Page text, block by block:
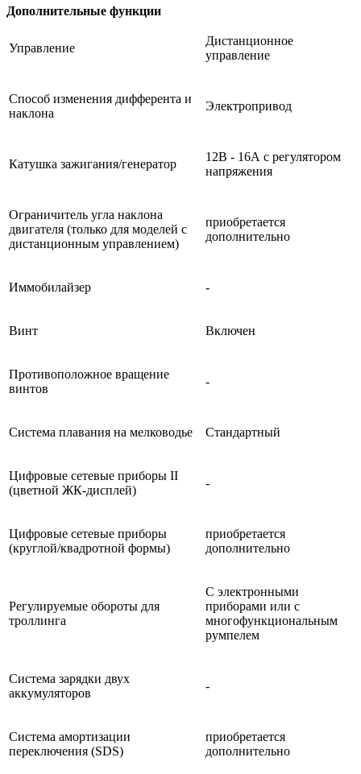
Дополнительные функции
Управление
Дистанционное
управление
Способ изменения дифферента и
наклона
Электропривод
Катушка зажигания/генератор
12В - 16А с регулятором
напряжения
Ограничитель угла наклона
двигателя (только для моделей с
дистанционным управлением)
приобретается
дополнительно
Иммобилайзер -
Винт Включен
Противоположное вращение
винтов
-
Система плавания на мелководье Стандартный
Цифровые сетевые приборы II
(цветной ЖК-дисплей)
-
Цифровые сетевые приборы
(круглой/квадротной формы)
приобретается
дополнительно
Регулируемые обороты для
троллинга
С электронными
приборами или с
многофункциональным
румпелем
Система зарядки двух
аккумуляторов
-
Система амортизации
переключения (SDS)
приобретается
дополнительно